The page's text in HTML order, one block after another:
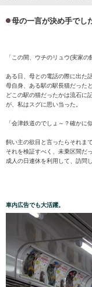
母の一言が決め手でし
「この間、ウチのリュウ(実家
ある日、母との電話の際に出た話
母自身、ある駅の駅長猫だった
どこの駅の猫だったかは流石に
が、私はスグに思い当った。
「会津鉄道のでしょ～？確かに
飼い主の欲目と言ったらそれま
それを検証すべく、未乗区間だ
成人の日連休を利用して、訪問
車内広告でも大活躍。